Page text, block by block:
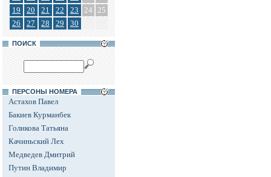
19
20 21 22 23 24 25
26
27 28 29 30
ПОИСК
ПЕРСОНЫ НОМЕРА
Астахов Павел
Бакиев Курманбек
Голикова Татьяна
Качиньский Лех
Медведев Дмитрий
Путин Владимир